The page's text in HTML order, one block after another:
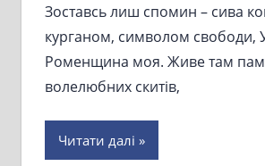
Зоставсь лиш спомин – сива
курганом, символом свободи,
Роменщина моя. Живе там
волелюбних скитів,
Читати далі